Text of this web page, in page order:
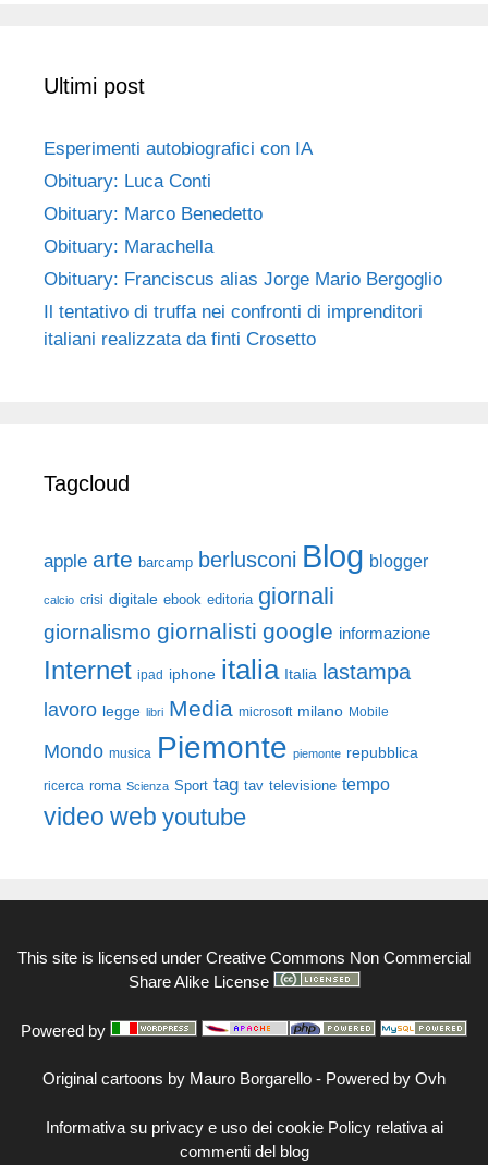
Ultimi post
Esperimenti autobiografici con IA
Obituary: Luca Conti
Obituary: Marco Benedetto
Obituary: Marachella
Obituary: Franciscus alias Jorge Mario Bergoglio
Il tentativo di truffa nei confronti di imprenditori
italiani realizzata da finti Crosetto
Tagcloud
apple arte barcamp berlusconi Blog blogger
calcio crisi digitale ebook editoria giornali
giornalismo giornalisti google informazione
Internet ipad iphone italia Italia lastampa
lavoro legge libri Media microsoft milano Mobile
Mondo musica Piemonte piemonte repubblica
ricerca roma Scienza Sport tag tav televisione tempo
video web youtube
This site is licensed under Creative Commons Non Commercial
Share Alike License
Powered by
Original cartoons by Mauro Borgarello - Powered by Ovh
Informativa su privacy e uso dei cookie Policy relativa ai
commenti del blog